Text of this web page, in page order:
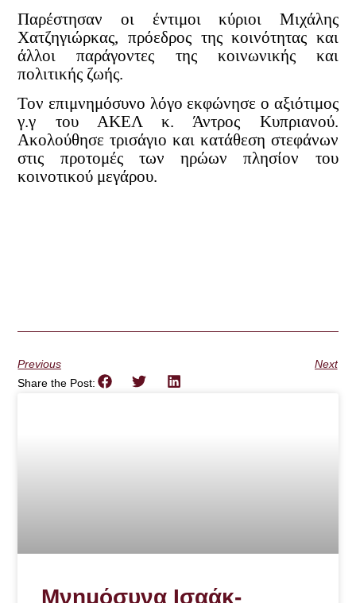
Παρέστησαν οι έντιμοι κύριοι Μιχάλης
Χατζηγιώρκας, πρόεδρος της κοινότητας και
άλλοι παράγοντες της κοινωνικής και
πολιτικής ζωής.
Τον επιμνημόσυνο λόγο εκφώνησε ο αξιότιμος
γ.γ του ΑΚΕΛ κ. Άντρος Κυπριανού.
Ακολούθησε τρισάγιο και κατάθεση στεφάνων
στις προτομές των ηρώων πλησίον του
κοινοτικού μεγάρου.
Previous
Next
Share the Post:
Μνημόσυνα Ισαάκ-